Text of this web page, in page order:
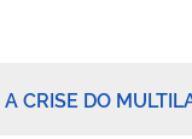
A CRISE DO